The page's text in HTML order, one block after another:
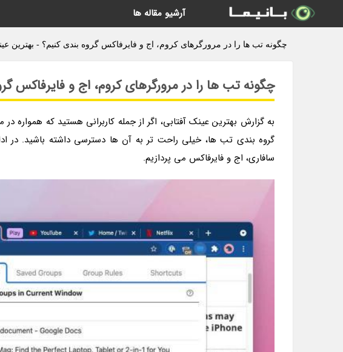
چگونه تب ها را در مرورگرهای کروم، اج و فایرفاکس گروه بندی کنیم؟ - بهترین
چگونه تب ها را در مرورگرهای کروم، اج و فایرفاکس
به گزارش بهترین عینک آفتابی، اگر از جمله کاربرانی هستید که همواره
گروه بندی تب ها، خیلی راحت تر به آن ها دسترسی داشته باشید. در
سافاری، اج و فایرفاکس می پردازیم.
آرشیو مقاله ها